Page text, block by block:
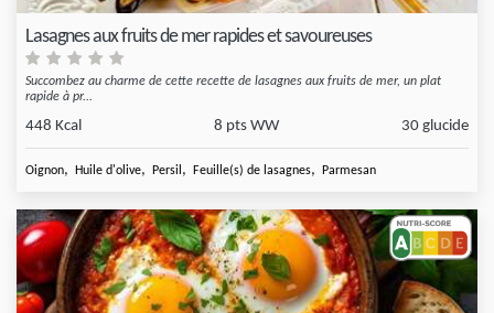
Lasagnes aux fruits de mer rapides et savoureuses
Succombez au charme de cette recette de lasagnes aux fruits de mer, un plat
rapide à pr...
448 Kcal 8 pts WW 30 glucide
Oignon, Huile d'olive, Persil , Feuille(s) de lasagnes, Parmesan